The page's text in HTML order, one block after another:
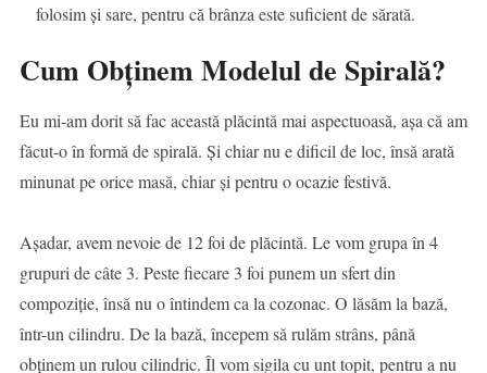
folosim și sare, pentru că brânza este suficient de sărată.
Cum Obținem Modelul de Spirală?
Eu mi-am dorit să fac această plăcintă mai aspectuoasă, așa că am
făcut-o în formă de spirală. Și chiar nu e dificil de loc, însă arată
minunat pe orice masă, chiar și pentru o ocazie festivă.
Așadar, avem nevoie de 12 foi de plăcintă. Le vom grupa în 4
grupuri de câte 3. Peste fiecare 3 foi punem un sfert din
compoziție, însă nu o întindem ca la cozonac. O lăsăm la bază,
într-un cilindru. De la bază, începem să rulăm strâns, până
obținem un rulou cilindric. Îl vom sigila cu unt topit, pentru a nu